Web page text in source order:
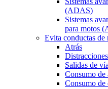
(ADAS)
Sistemas
para motos
Evita conductas de
Atrás
Salidas de vía
Consumo de
Consumo de